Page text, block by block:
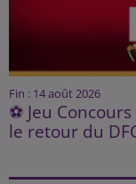
Fin : 14 août 2026
⚽ Jeu
le retour du